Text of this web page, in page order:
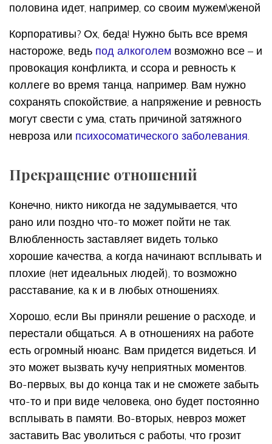
половина идет, например, со своим мужем\женой
Корпоративы? Ох, беда! Нужно быть все время
настороже, ведь под алкоголем возможно все – и
провокация конфликта, и ссора и ревность к
коллеге во время танца, например. Вам нужно
сохранять спокойствие, а напряжение и ревность
могут свести с ума, стать причиной затяжного
невроза или психосоматического заболевания.
Прекращение отношений
Конечно, никто никогда не задумывается, что
рано или поздно что-то может пойти не так.
Влюбленность заставляет видеть только
хорошие качества, а когда начинают всплывать и
плохие (нет идеальных людей), то возможно
расставание, ка к и в любых отношениях.
Хорошо, если Вы приняли решение о расходе, и
перестали общаться. А в отношениях на работе
есть огромный нюанс. Вам придется видеться. И
это может вызвать кучу неприятных моментов.
Во-первых, вы до конца так и не сможете забыть
что-то и при виде человека, оно будет постоянно
всплывать в памяти. Во-вторых, невроз может
заставить Вас уволиться с работы, что грозит